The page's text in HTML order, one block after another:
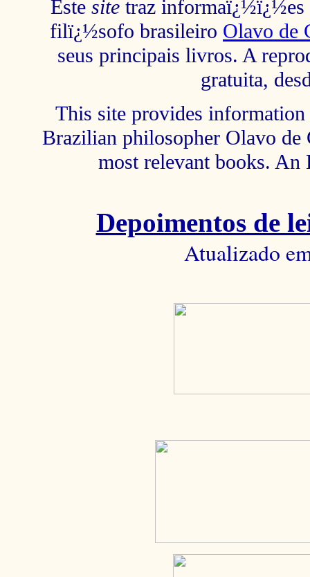
Este site traz informaï¿½ï¿½es
filï¿½sofo brasileiro Olavo de
seus principais livros. A
gratuita,
This site provides
Brazilian philosopher Olavo de
most relevant books.
Depoimentos de
Atualizado